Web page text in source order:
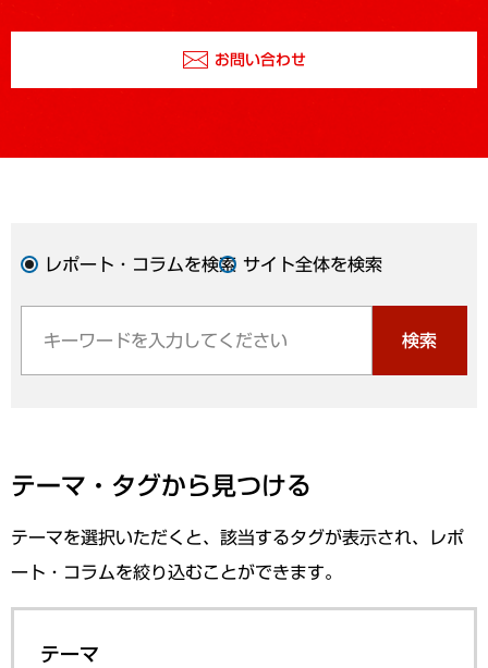
お問い合わせ
レポート・コラムを検索 サイト全体を検索
検索
テーマ・タグから見つける
テーマを選択いただくと、該当するタグが表示され、レポ
ート・コラムを絞り込むことができます。
テーマ